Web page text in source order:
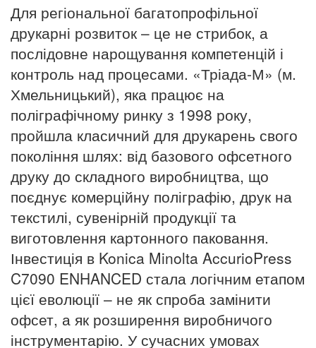
Для регіональної багатопрофільної
друкарні розвиток – це не стрибок, а
послідовне нарощування компетенцій і
контроль над процесами. «Тріада-М» (м.
Хмельницький), яка працює на
поліграфічному ринку з 1998 року,
пройшла класичний для друкарень свого
покоління шлях: від базового офсетного
друку до складного виробництва, що
поєднує комерційну поліграфію, друк на
текстилі, сувенірній продукції та
виготовлення картонного паковання.
Інвестиція в Konica Minolta AccurioPress
C7090 ENHANCED стала логічним етапом
цієї еволюції – не як спроба замінити
офсет, а як розширення виробничого
інструментарію. У сучасних умовах